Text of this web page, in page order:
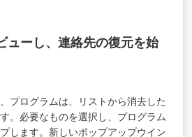
ューし、連絡先の復元を始
プログラムは、リストから消去した
。必要なものを選択し、プログラム
します。新しいポップアップウイン